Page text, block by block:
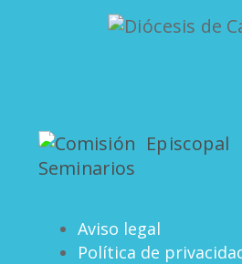
Aviso legal
Política de